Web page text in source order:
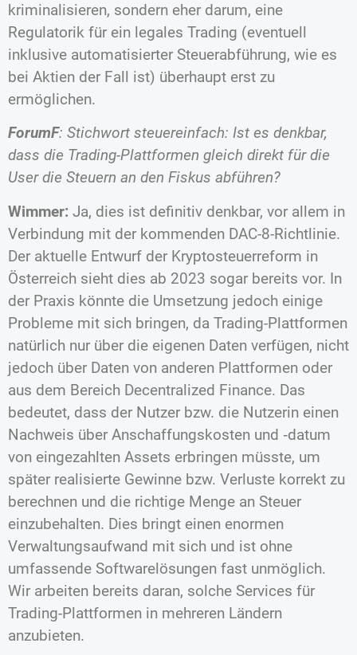
kriminalisieren, sondern eher darum, eine
Regulatorik für ein legales Trading (eventuell
inklusive automatisierter Steuerabführung, wie es
bei Aktien der Fall ist) überhaupt erst zu
ermöglichen.
ForumF: Stichwort steuereinfach: Ist es denkbar,
dass die Trading-Plattformen gleich direkt für die
User die Steuern an den Fiskus abführen?
Wimmer: Ja, dies ist definitiv denkbar, vor allem in
Verbindung mit der kommenden DAC-8-Richtlinie.
Der aktuelle Entwurf der Kryptosteuerreform in
Österreich sieht dies ab 2023 sogar bereits vor. In
der Praxis könnte die Umsetzung jedoch einige
Probleme mit sich bringen, da Trading-Plattformen
natürlich nur über die eigenen Daten verfügen, nicht
jedoch über Daten von anderen Plattformen oder
aus dem Bereich Decentralized Finance. Das
bedeutet, dass der Nutzer bzw. die Nutzerin einen
Nachweis über Anschaffungskosten und ‑datum
von eingezahlten Assets erbringen müsste, um
später realisierte Gewinne bzw. Verluste korrekt zu
berechnen und die richtige Menge an Steuer
einzubehalten. Dies bringt einen enormen
Verwaltungsaufwand mit sich und ist ohne
umfassende Softwarelösungen fast unmöglich.
Wir arbeiten bereits daran, solche Services für
Trading-Plattformen in mehreren Ländern
anzubieten.